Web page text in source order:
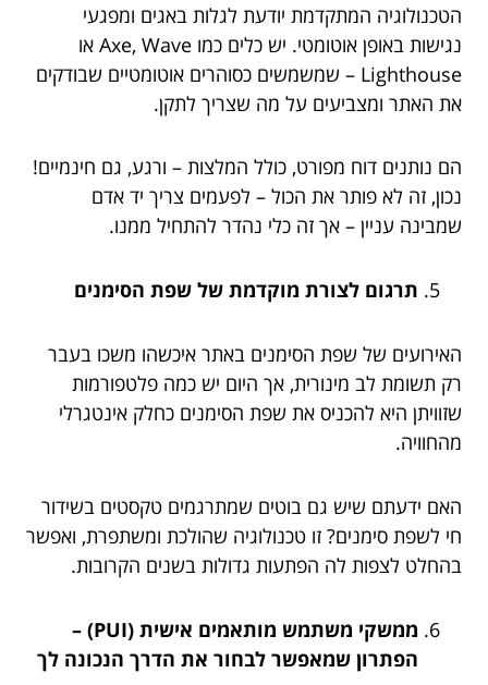
הטכנולוגיה המתקדמת יודעת לגלות באגים ומפגעי
נגישות באופן אוטומטי. יש כלים כמו Axe, Wave או
Lighthouse – שמשמשים כסוהרים אוטומטיים שבודקים
את האתר ומצביעים על מה שצריך לתקן.
הם נותנים דוח מפורט, כולל המלצות – ורגע, גם חינמיים!
נכון, זה לא פותר את הכול – לפעמים צריך יד אדם
שמבינה עניין – אך זה כלי נהדר להתחיל ממנו.
תרגום לצורת מוקדמת של שפת הסימנים
האירועים של שפת הסימנים באתר איכשהו משכו בעבר
רק תשומת לב מינורית, אך היום יש כמה פלטפורמות
שזוויתן היא להכניס את שפת הסימנים כחלק אינטגרלי
מהחוויה.
האם ידעתם שיש גם בוטים שמתרגמים טקסטים בשידור
חי לשפת סימנים? זו טכנולוגיה שהולכת ומשתפרת, ואפשר
בהחלט לצפות לה הפתעות גדולות בשנים הקרובות.
ממשקי משתמש מותאמים אישית (PUI) –
הפתרון שמאפשר לבחור את הדרך הנכונה לך